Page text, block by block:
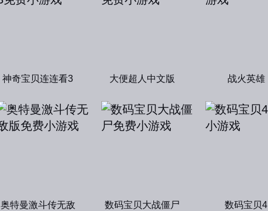
神奇宝贝连连看3 大便超人中文版 战火英雄
奥特曼激斗传无敌
数码宝贝大战僵尸 数码宝贝4